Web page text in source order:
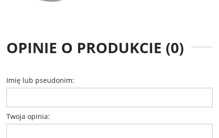
OPINIE O PRODUKCIE (0)
Imię lub pseudonim:
Twoja opinia: